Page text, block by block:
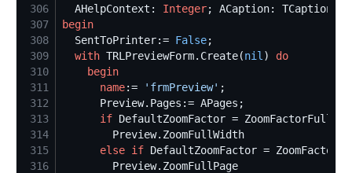
306
  AHelpContext:
Integer
307
begin
308
  SentToPrinter:=
False
309
with TRLPreviewForm.Create(nil ) do
310
begin
311
name:= ' frmPreview'
312
313
if DefaultZoomFactor =
314
315
else if DefaultZoomFactor =
316